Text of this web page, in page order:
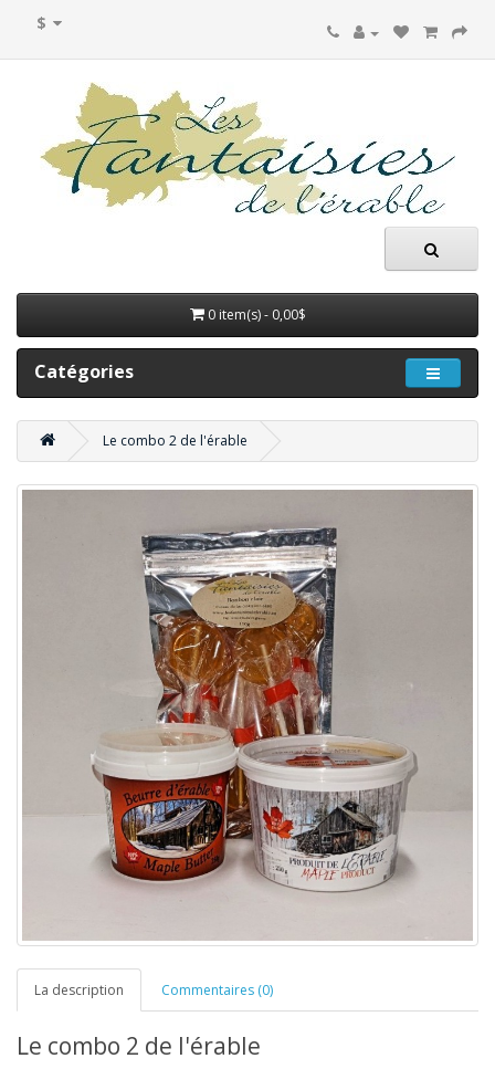
$
0 item(s) - 0,00$
Catégories
Le combo 2 de l'érable
La description Commentaires (0)
Le combo 2 de l'érable